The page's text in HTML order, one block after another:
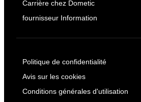
Carrière chez Dometic
fournisseur Information
Politique de confidentialité
Avis sur les cookies
Conditions générales d'utilisation